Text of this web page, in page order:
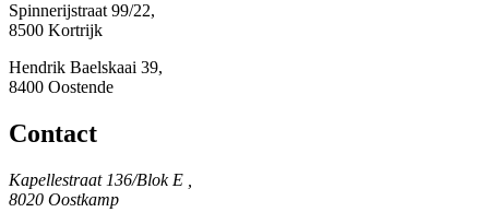
Spinnerijstraat 99/22,
8500 Kortrijk
Hendrik Baelskaai 39,
8400 Oostende
Contact
Kapellestraat 136/Blok E ,
8020 Oostkamp